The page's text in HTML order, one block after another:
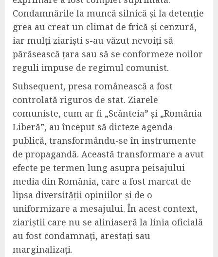
Condamnările la muncă silnică și la detenție
grea au creat un climat de frică și cenzură,
iar mulți ziariști s-au văzut nevoiți să
părăsească țara sau să se conformeze noilor
reguli impuse de regimul comunist.
Subsequent, presa românească a fost
controlată riguros de stat. Ziarele
comuniste, cum ar fi „Scânteia” și „România
Liberă”, au început să dicteze agenda
publică, transformându-se în instrumente
de propagandă. Această transformare a avut
efecte pe termen lung asupra peisajului
media din România, care a fost marcat de
lipsa diversității opiniilor și de o
uniformizare a mesajului. În acest context,
ziariștii care nu se aliniaseră la linia oficială
au fost condamnați, arestați sau
marginalizați.